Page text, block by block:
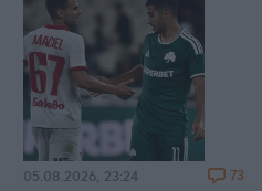
05.08.2026, 23:24 73